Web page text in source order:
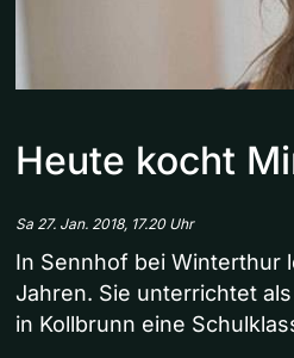
Heute kocht
Sa 27. Jan. 2018, 17.20 Uhr
In Sennhof bei Winterthur
Jahren. Sie unterrichtet
in Kollbrunn eine